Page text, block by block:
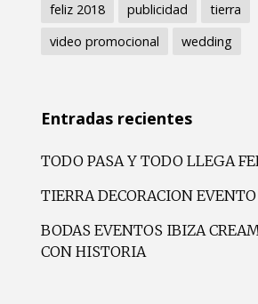
feliz 2018
publicidad
tierra
video promocional
wedding
Entradas recientes
TODO PASA Y TODO LLEGA
TIERRA DECORACION EVENTO
BODAS EVENTOS IBIZA
CON HISTORIA